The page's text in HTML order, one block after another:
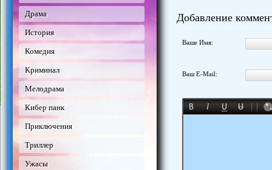
Драма
История
Комедия
Криминал
Мелодрама
Кибер панк
Приключения
Триллер
Ужасы
Добавление
Ваше Имя:
Ваш E-Mail: